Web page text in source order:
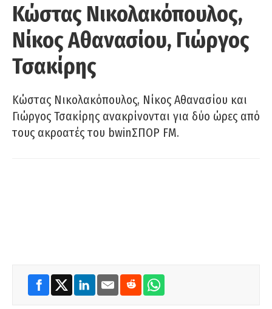
Κώστας Νικολακόπουλος,
Νίκος Αθανασίου, Γιώργος
Τσακίρης
Κώστας Νικολακόπουλος, Νίκος Αθανασίου και
Γιώργος Τσακίρης ανακρίνονται για δύο ώρες από
τους ακροατές του bwinΣΠΟΡ FM.